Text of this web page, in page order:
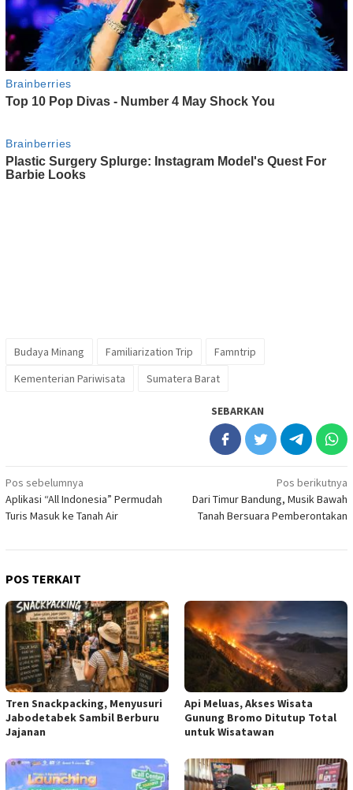
Budaya Minang Familiarization Trip
Famntrip
Kementerian Pariwisata
Sumatera Barat
SEBARKAN
Navigasi
pos
Pos sebelumnya
Aplikasi “All Indonesia” Permudah
Turis Masuk ke Tanah Air
Pos berikutnya
Dari Timur Bandung, Musik Bawah
Tanah Bersuara Pemberontakan
POS TERKAIT
Tren Snackpacking, Menyusuri
Jabodetabek Sambil Berburu
Jajanan
Api Meluas, Akses Wisata
Gunung Bromo Ditutup Total
untuk Wisatawan